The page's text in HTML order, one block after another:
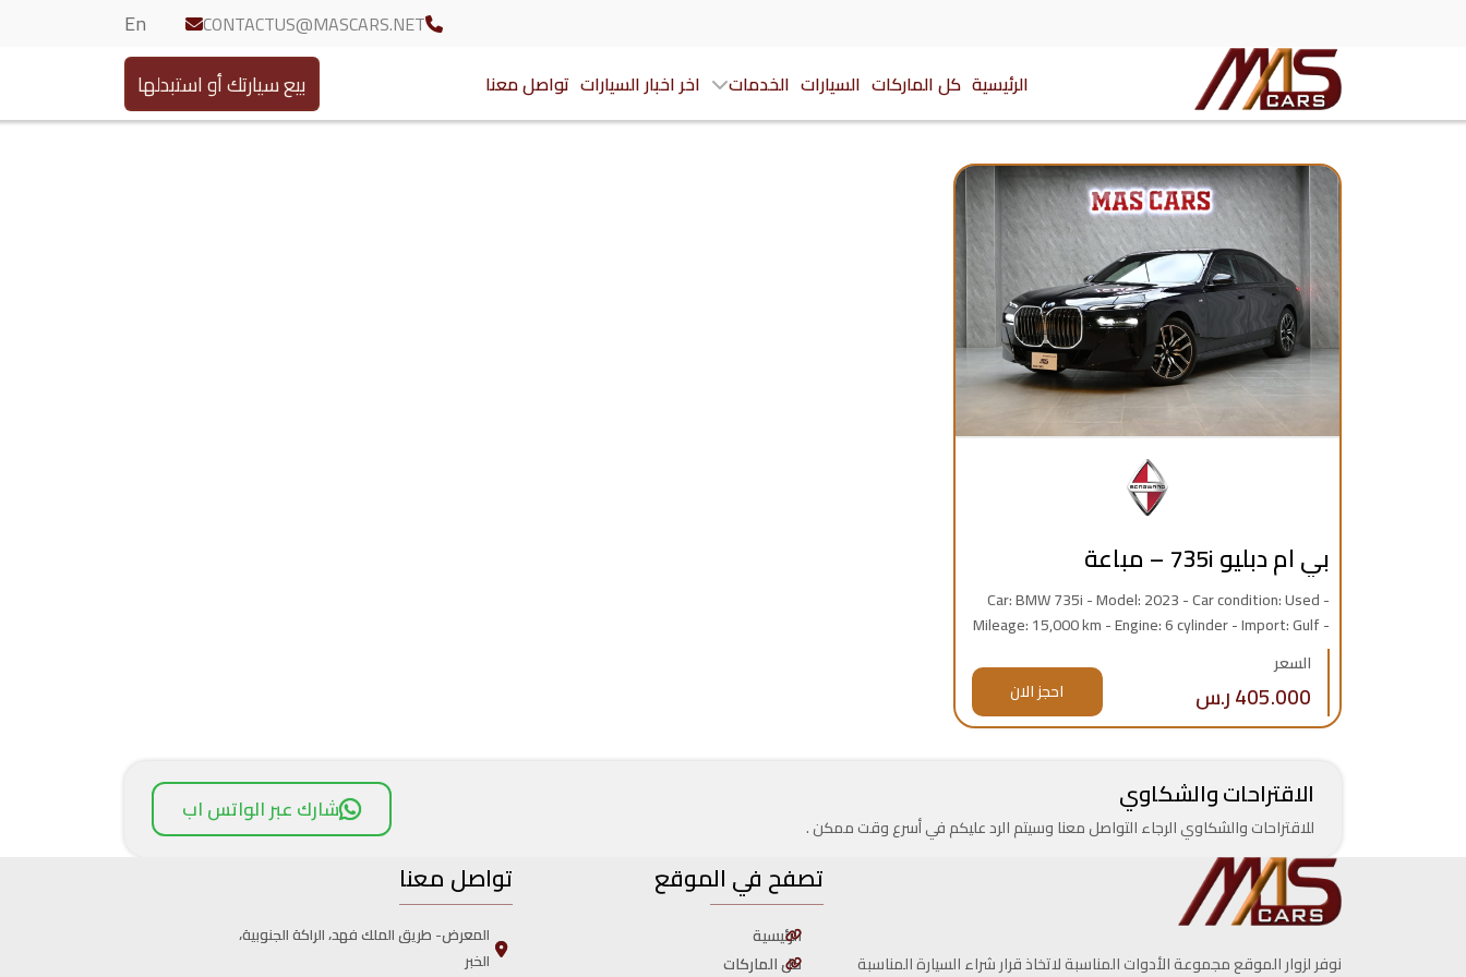
CONTACTUS@MASCARS.NET
En
الرئيسية كل الماركات السيارات الخدمات اخر اخبار السيارات تواصل معنا بيع سيارتك أو استبدلها
بي ام دبليو 735i – مباعة
Car: BMW 735i - Model: 2023 - Car condition: Used -
Mileage: 15,000 km - Engine: 6 cylinder - Import: Gulf -
Warranty: Yes
السعر
405.000 ر.س احجز الان
الاقتراحات والشكاوي
للاقتراحات والشكاوي الرجاء التواصل معنا وسيتم الرد عليكم في أسرع وقت ممكن .
شارك عبر الواتس اب
نوفر لزوار الموقع مجموعة الأدوات المناسبة لاتخاذ قرار شراء السيارة المناسبة
تصفح في الموقع
الرئيسية
كل الماركات
تواصل معنا
المعرض- طريق الملك فهد، الراكة الجنوبية،
الخبر